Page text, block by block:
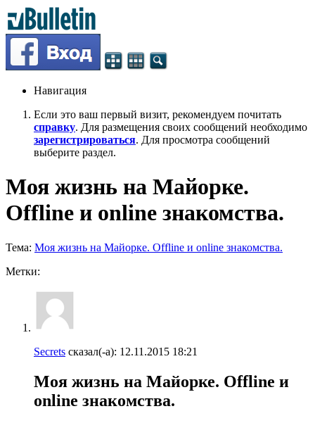
Навигация
Если это ваш первый визит, рекомендуем почитать
справку. Для размещения своих сообщений необходимо
зарегистрироваться. Для просмотра сообщений
выберите раздел.
Моя жизнь на Майорке.
Offline и online знакомства.
Тема: Моя жизнь на Майорке. Offline и online знакомства.
Метки:
Secrets сказал(-а): 12.11.2015 18:21
Моя жизнь на Майорке. Offline и
online знакомства.